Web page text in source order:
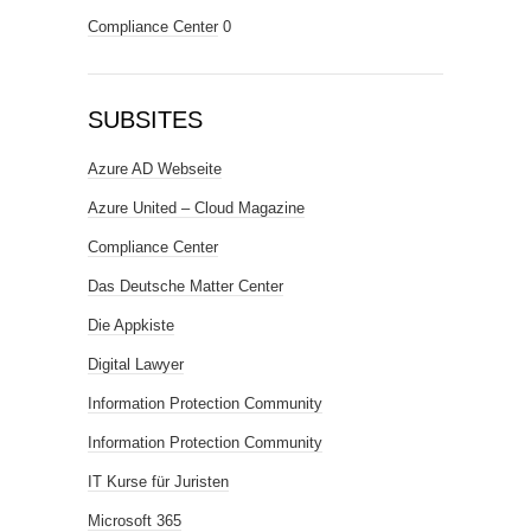
Compliance Center 0
SUBSITES
Azure AD Webseite
Azure United – Cloud Magazine
Compliance Center
Das Deutsche Matter Center
Die Appkiste
Digital Lawyer
Information Protection Community
Information Protection Community
IT Kurse für Juristen
Microsoft 365